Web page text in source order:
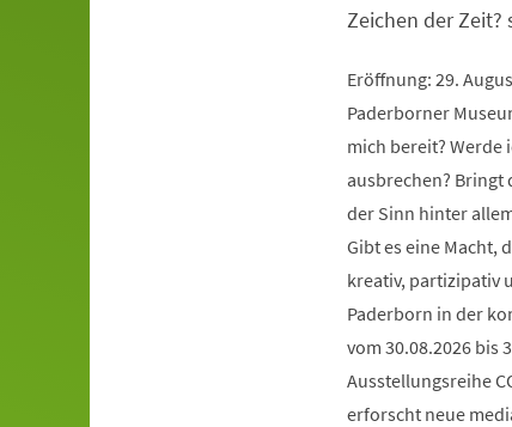
Zeichen der Zeit?
Eröffnung: 29.
Paderborner
mich bereit? Werde
ausbrechen? Bringt
der Sinn hinter
Gibt es eine Macht,
kreativ, partizipativ
Paderborn in der
vom 30.08.2026 bis
Ausstellungsreihe
erforscht neue